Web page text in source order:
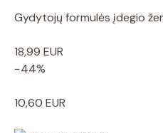
Gydytojų formulės įdegio
18,99 EUR
−44%
10,60 EUR